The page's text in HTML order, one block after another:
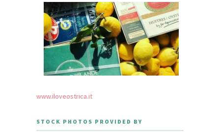
www.iloveostrica.it
STOCK PHOTOS PROVIDED BY